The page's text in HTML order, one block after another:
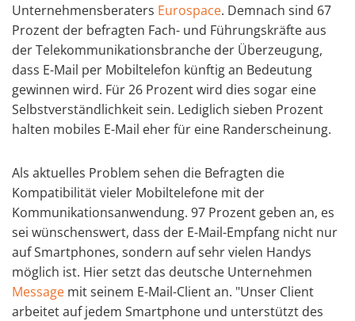
Unternehmensberaters Eurospace. Demnach sind 67
Prozent der befragten Fach- und Führungskräfte aus
der Telekommunikationsbranche der Überzeugung,
dass E-Mail per Mobiltelefon künftig an Bedeutung
gewinnen wird. Für 26 Prozent wird dies sogar eine
Selbstverständlichkeit sein. Lediglich sieben Prozent
halten mobiles E-Mail eher für eine Randerscheinung.
Als aktuelles Problem sehen die Befragten die
Kompatibilität vieler Mobiltelefone mit der
Kommunikationsanwendung. 97 Prozent geben an, es
sei wünschenswert, dass der E-Mail-Empfang nicht nur
auf Smartphones, sondern auf sehr vielen Handys
möglich ist. Hier setzt das deutsche Unternehmen
Message mit seinem E-Mail-Client an. "Unser Client
arbeitet auf jedem Smartphone und unterstützt des